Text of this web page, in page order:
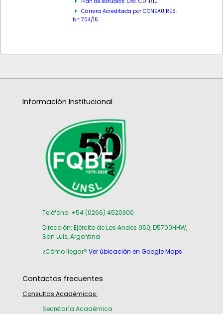
Carrera Acreditada por CONEAU RES.
Nº: 704/15
Información Institucional
Teléfono: +54 (0266) 4520300
Dirección: Ejército de Los Andes 950, D5700HHW,
San Luis, Argentina
¿Cómo llegar? Ver úbicación en Google Maps
Contactos frecuentes
Consultas Académicas:
Secretaría Académica